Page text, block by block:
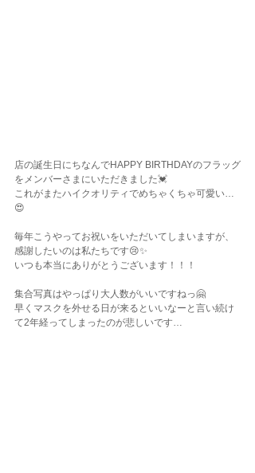
店の誕生日にちなんでHAPPY BIRTHDAYのフラッグ
をメンバーさまにいただきました💓
これがまたハイクオリティでめちゃくちゃ可愛い…
😍
毎年こうやってお祝いをいただいてしまいますが、
感謝したいのは私たちです😢✨
いつも本当にありがとうございます！！！
集合写真はやっぱり大人数がいいですねっ🤗
早くマスクを外せる日が来るといいなーと言い続け
て2年経ってしまったのが悲しいです…